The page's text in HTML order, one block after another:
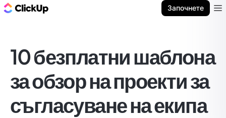
Започнете
10 безплатни шаблона
за обзор на проекти за
съгласуване на екипа